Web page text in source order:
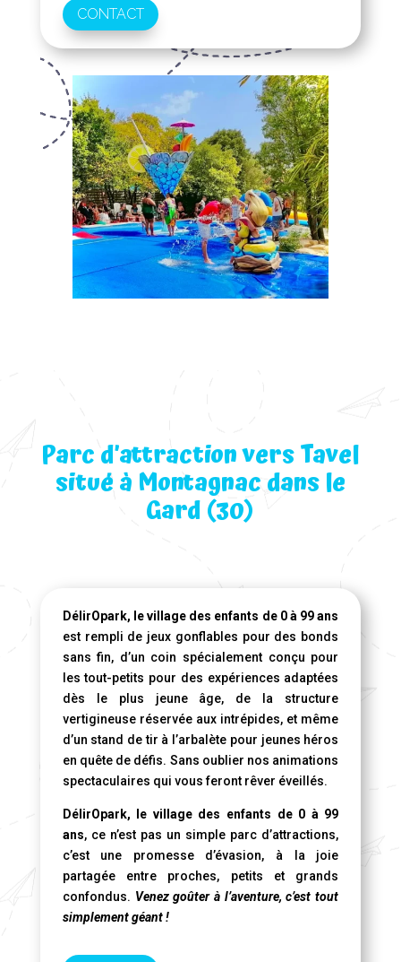
CONTACT
Parc d’attraction vers Tavel
situé à Montagnac dans le
Gard (30)
DélirOpark, le village des enfants de 0 à 99 ans
est rempli de jeux gonflables pour des bonds
sans fin, d’un coin spécialement conçu pour
les tout-petits pour des expériences adaptées
dès le plus jeune âge, de la structure
vertigineuse réservée aux intrépides, et même
d’un stand de tir à l’arbalète pour jeunes héros
en quête de défis. Sans oublier nos animations
spectaculaires qui vous feront rêver éveillés.
DélirOpark, le village des enfants de 0 à 99
ans, ce n’est pas un simple parc d’attractions,
c’est une promesse d’évasion, à la joie
partagée entre proches, petits et grands
confondus. Venez goûter à l’aventure, c’est tout
simplement géant !